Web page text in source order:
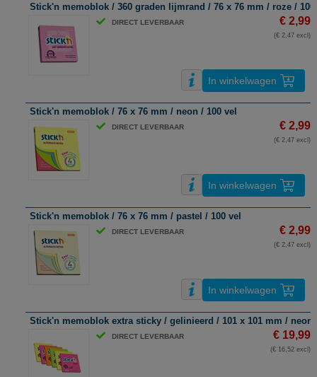
Stick'n memoblok / 360 graden lijmrand / 76 x 76 mm / roze / 100
DIRECT LEVERBAAR € 2,99
(€ 2,47 excl)
In winkelwagen
Stick'n memoblok / 76 x 76 mm / neon / 100 vel
DIRECT LEVERBAAR € 2,99
(€ 2,47 excl)
In winkelwagen
Stick'n memoblok / 76 x 76 mm / pastel / 100 vel
DIRECT LEVERBAAR € 2,99
(€ 2,47 excl)
In winkelwagen
Stick'n memoblok extra sticky / gelinieerd / 101 x 101 mm / neon
DIRECT LEVERBAAR € 19,99
(€ 16,52 excl)